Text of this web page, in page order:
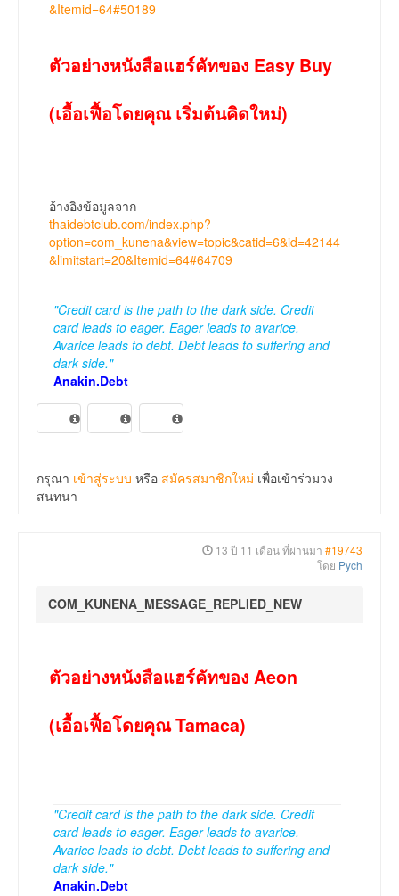
&Itemid=64#50189
ตัวอย่างหนังสือแฮร์คัทของ Easy Buy
(เอื้อเฟื้อโดยคุณ เริ่มต้นคิดใหม่)
อ้างอิงข้อมูลจาก
thaidebtclub.com/index.php?
option=com_kunena&view=topic&catid=6&id=42144
&limitstart=20&Itemid=64#64709
"Credit card is the path to the dark side. Credit
card leads to eager. Eager leads to avarice.
Avarice leads to debt. Debt leads to suffering and
dark side."
Anakin.Debt
กรุณา เข้าสู่ระบบ หรือ สมัครสมาชิกใหม่ เพื่อเข้าร่วมวง
สนทนา
13 ปี 11 เดือน ที่ผ่านมา #19743
โดย Pych
COM_KUNENA_MESSAGE_REPLIED_NEW
ตัวอย่างหนังสือแฮร์คัทของ Aeon
(เอื้อเฟื้อโดยคุณ Tamaca)
"Credit card is the path to the dark side. Credit
card leads to eager. Eager leads to avarice.
Avarice leads to debt. Debt leads to suffering and
dark side."
Anakin.Debt